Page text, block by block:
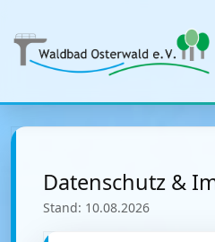
Datenschutz &
Stand: 10.08.2026